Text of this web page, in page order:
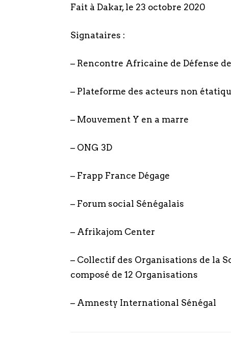
Fait à Dakar, le 23 octobre 2020
Signataires :
– Rencontre Africaine de Défense
– Plateforme des acteurs non
– Mouvement Y en a marre
– ONG 3D
– Frapp France Dégage
– Forum social Sénégalais
– Afrikajom Center
– Collectif des Organisations de la
composé de 12 Organisations
– Amnesty International Sénégal